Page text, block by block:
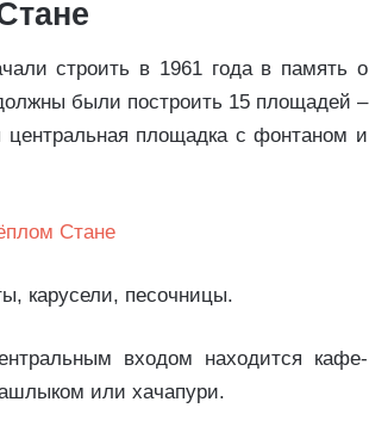
строить в 1961 года в память о
были построить 15 площадей –
площадка с фонтаном и
карусели, песочницы.
входом находится кафе-
или хачапури.